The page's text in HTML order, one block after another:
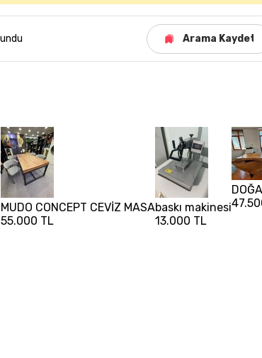
Arama Kaydet
MUDO CONCEPT CEVİZ MASA
55.000 TL
baskı makinesi
13.000 TL